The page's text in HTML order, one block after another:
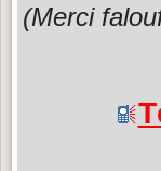
(Merci